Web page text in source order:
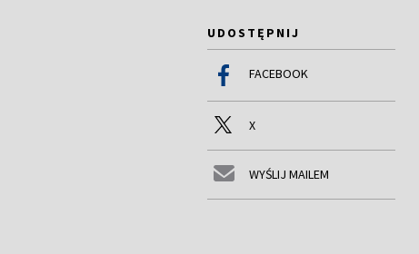
UDOSTĘPNIJ
FACEBOOK
X
WYŚLIJ MAILEM